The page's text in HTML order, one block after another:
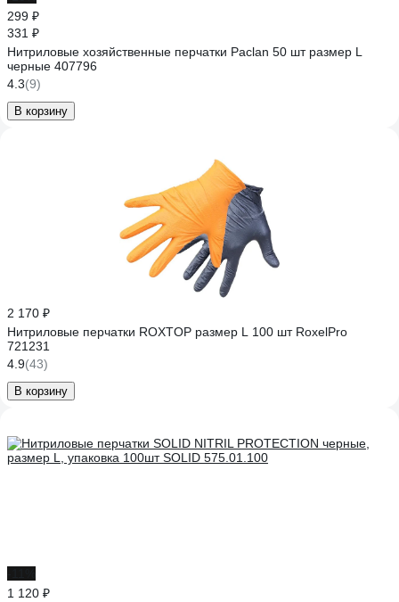
299 ₽
331 ₽
Нитриловые хозяйственные перчатки Paclan 50 шт размер L
черные 407796
4.3(9)
В корзину
2 170 ₽
Нитриловые перчатки ROXTOP размер L 100 шт RoxelPro
721231
4.9(43)
В корзину
1 120 ₽